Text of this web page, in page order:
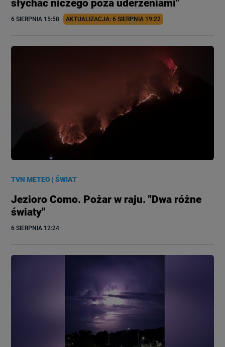
słychać niczego poza uderzeniami"
6 SIERPNIA 15:58 AKTUALIZACJA: 6 SIERPNIA 19:22
TVN METEO |ŚWIAT
Jezioro Como. Pożar w raju. "Dwa różne
światy"
6 SIERPNIA 12:24